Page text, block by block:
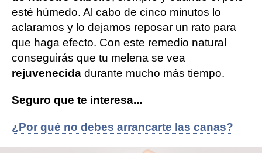
esté húmedo. Al cabo de cinco minutos lo
aclaramos y lo dejamos reposar un rato para
que haga efecto. Con este remedio natural
conseguirás que tu melena se vea
rejuvenecida durante mucho más tiempo.
Seguro que te interesa...
¿Por qué no debes arrancarte las canas?